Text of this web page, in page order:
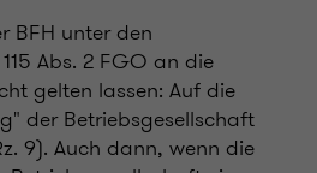
BFH unter den
Abs. 2 FGO an die
gelten lassen: Auf die
der Betriebsgesellschaft
9). Auch dann, wenn die